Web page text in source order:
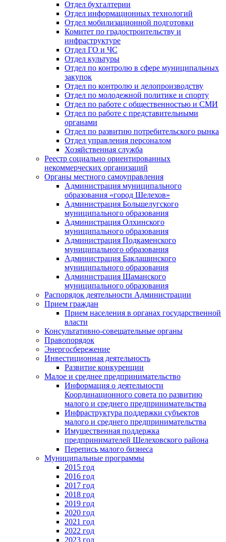
Отдел бухгалтерии
Отдел информационных технологий
Отдел мобилизационной подготовки
Комитет по градостроительству и
инфраструктуре
Отдел ГО и ЧС
Отдел культуры
Отдел по контролю в сфере муниципальных
закупок
Отдел по контролю и делопроизводству
Отдел по молодежной политике и спорту
Отдел по работе с общественностью и СМИ
Отдел по работе с представительными
органами
Отдел по развитию потребительского рынка
Отдел управления персоналом
Хозяйственная служба
Реестр социально ориентированных
некоммерческих организаций
Органы местного самоуправления
Администрация муниципального
образования «город Шелехов»
Администрация Большелугского
муниципального образования
Администрация Олхинского
муниципального образования
Администрация Подкаменского
муниципального образования
Администрация Баклашинского
муниципального образования
Администрация Шаманского
муниципального образования
Распорядок деятельности Администрации
Прием граждан
Прием населения в органах государственной
власти
Консультативно-совещательные органы
Правопорядок
Энергосбережение
Инвестиционная деятельность
Развитие конкуренции
Малое и среднее предпринимательство
Информация о деятельности
Координационного совета по развитию
малого и среднего предпринимательства
Инфраструктура поддержки субъектов
малого и среднего предпринимательства
Имущественная поддержка
предпринимателей Шелеховского района
Перепись малого бизнеса
Муниципальные программы
2015 год
2016 год
2017 год
2018 год
2019 год
2020 год
2021 год
2022 год
2023 год